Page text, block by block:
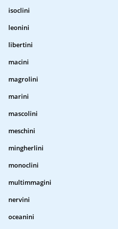
isoclini
leonini
libertini
macini
magrolini
marini
mascolini
meschini
mingherlini
monoclini
multimmagini
nervini
oceanini